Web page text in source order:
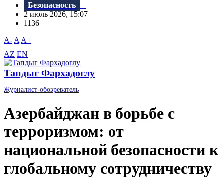
Безопасность
2 июль 2026, 15:07
1136
A- A A+
AZ EN
Тапдыг Фархадоглу
Журналист-обозреватель
Азербайджан в борьбе с
терроризмом: от
национальной безопасности к
глобальному сотрудничеству